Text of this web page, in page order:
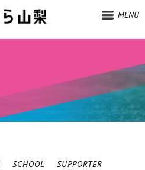
MENU
SCHOOL
SUPPORTER